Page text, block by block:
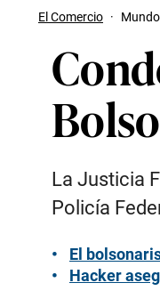
El Comercio · Mundo
La Justicia
Policía
El
Hacker